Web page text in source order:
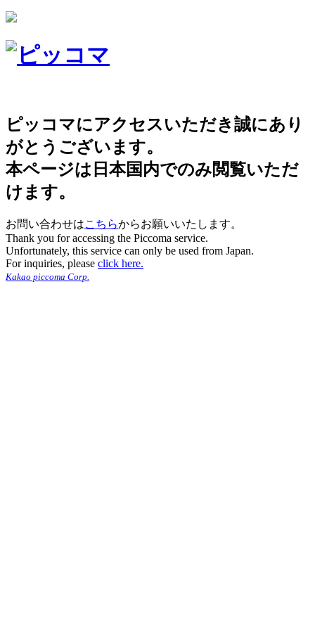
ピッコマにアクセスいただき誠にあり
がとうございます。
本ページは日本国内でのみ閲覧いただ
けます。
お問い合わせはこちらからお願いいたします。
Thank you for accessing the Piccoma service.
Unfortunately, this service can only be used from Japan.
For inquiries, please click here.
Kakao piccoma Corp.